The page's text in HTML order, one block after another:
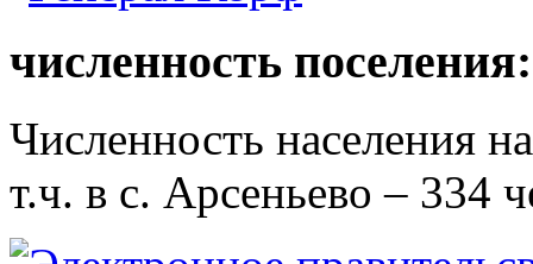
численность поселения:
Численность населения
т.ч. в с. Арсеньево – 334